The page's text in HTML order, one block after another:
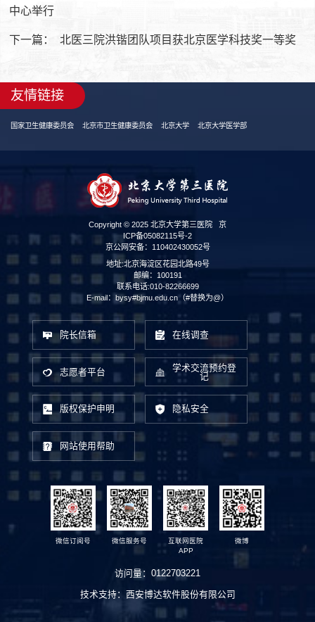
中心举行
下一篇： 北医三院洪锴团队项目获北京医学科技奖一等奖
友情链接
国家卫生健康委员会 北京市卫生健康委员会 北京大学 北京大学医学部
Copyright © 2025 北京大学第三医院 京
ICP备05082115号-2
京公网安备：110402430052号
地址:北京海淀区花园北路49号
邮编：100191
联系电话:010-82266699
E-mail：bysy#bjmu.edu.cn（#替换为@）
院长信箱 在线调查
志愿者平台
学术交流预约登
记
版权保护申明 隐私安全
网站使用帮助
微信订阅号 微信服务号
互联网医院
APP
微博
访问量： 0122703221
技术支持： 西安博达软件股份有限公司